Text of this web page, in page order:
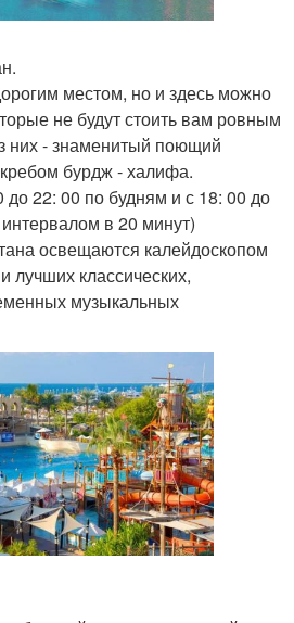
местом, но и здесь можно
не будут стоить вам ровным
них - знаменитый поющий
бурдж - халифа.
22: 00 по будням и с 18: 00 до
в 20 минут)
освещаются калейдоскопом
лучших классических,
музыкальных